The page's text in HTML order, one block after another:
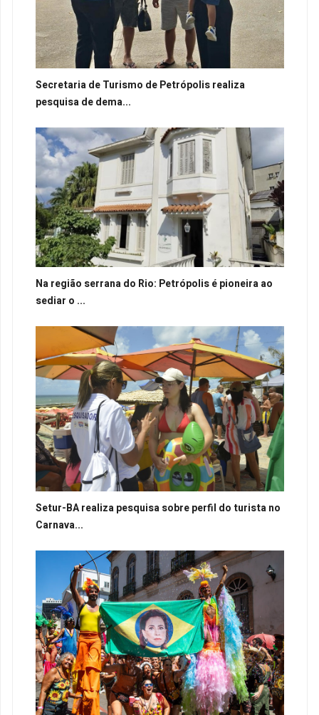
Secretaria de Turismo de Petrópolis realiza
pesquisa de dema...
Na região serrana do Rio: Petrópolis é pioneira ao
sediar o ...
Setur-BA realiza pesquisa sobre perfil do turista no
Carnava...